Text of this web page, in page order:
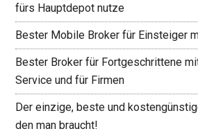
fürs Hauptdepot nutze
Bester Mobile Broker für Einsteiger
Bester Broker für Fortgeschrittene
Service und für Firmen
Der einzige, beste und
den man braucht!